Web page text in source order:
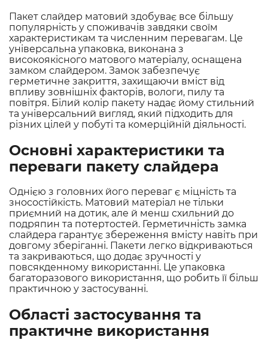
Пакет слайдер матовий здобуває все більшу
популярність у споживачів завдяки своїм
характеристикам та численним перевагам. Це
універсальна упаковка, виконана з
високоякісного матового матеріалу, оснащена
замком слайдером. Замок забезпечує
герметичне закриття, захищаючи вміст від
впливу зовнішніх факторів, вологи, пилу та
повітря. Білий колір пакету надає йому стильний
та універсальний вигляд, який підходить для
різних цілей у побуті та комерційній діяльності.
Основні характеристики та
переваги пакету слайдера
Однією з головних його переваг є міцність та
зносостійкість. Матовий матеріал не тільки
приємний на дотик, але й менш схильний до
подряпин та потертостей. Герметичність замка
слайдера гарантує збереження вмісту навіть при
довгому зберіганні. Пакети легко відкриваються
та закриваються, що додає зручності у
повсякденному використанні. Це упаковка
багаторазового використання, що робить її більш
практичною у застосуванні.
Області застосування та
практичне використання